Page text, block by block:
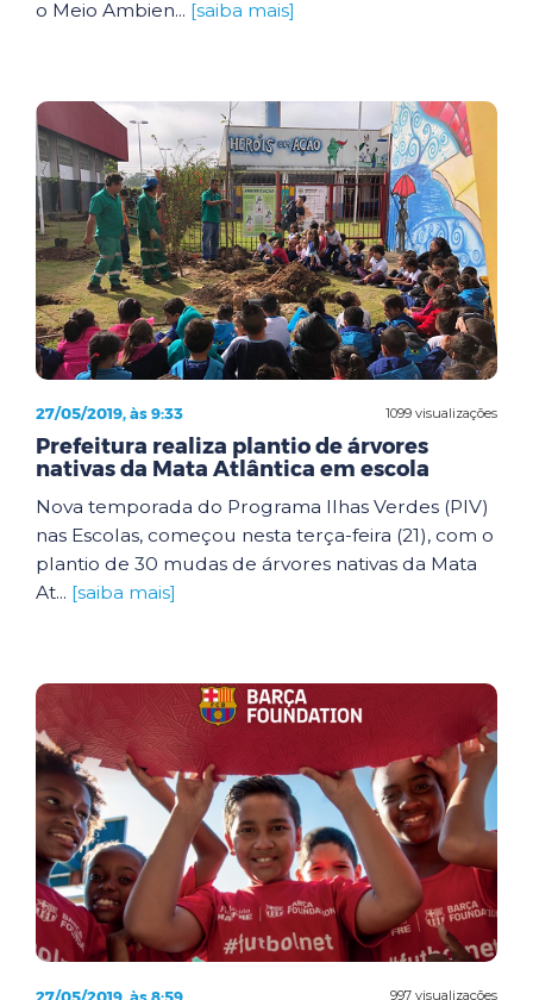
o Meio Ambien... [saiba mais]
1099 visualizações
27/05/2019, às 9:33
Prefeitura realiza plantio de árvores
nativas da Mata Atlântica em escola
Nova temporada do Programa Ilhas Verdes (PIV)
nas Escolas, começou nesta terça-feira (21), com o
plantio de 30 mudas de árvores nativas da Mata
At... [saiba mais]
997 visualizações
27/05/2019, às 8:59